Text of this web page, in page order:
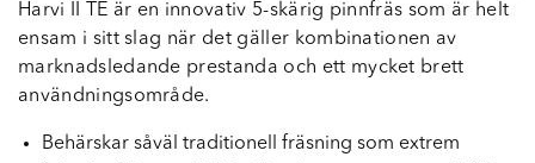
Harvi II TE är en innovativ 5-skärig pinnfräs som är helt
ensam i sitt slag när det gäller kombinationen av
marknadsledande prestanda och ett mycket brett
användningsområde.
Behärskar såväl traditionell fräsning som extrem